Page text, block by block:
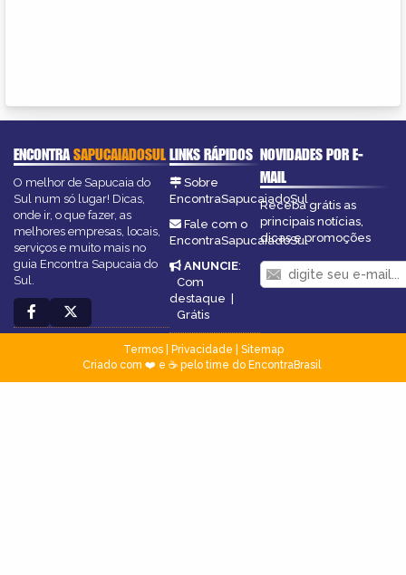
ENCONTRASAPUCAIADOSUL
O melhor de Sapucaia do
Sul num só lugar! Dicas,
onde ir, o que fazer, as
melhores empresas, locais,
serviços e muito mais no
guia Encontra Sapucaia do
Sul.
LINKS RÁPIDOS
Sobre
EncontraSapucaiadoSul
Fale com o
EncontraSapucaiadoSul
ANUNCIE:
Com
destaque |
Grátis
NOVIDADES POR E-
MAIL
Receba grátis as
principais notícias,
dicas e promoções
Termos| Privacidade
Sitemap
Criado com ❤️ e ☕ pelo time do EncontraBrasil